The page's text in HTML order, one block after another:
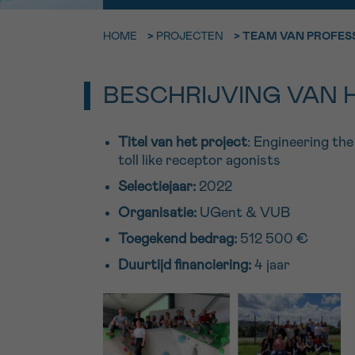
HOME > PROJECTEN > TEAM VAN
BESCHRIJVING VAN
Titel van het project: Engineering
toll like receptor agonists
Selectiejaar: 2022
Organisatie: UGent & VUB
Toegekend bedrag: 512 500 €
Duurtijd financiering: 4 jaar
Bel ons
EMAIL
Ik aanvaard de
*VERPLICHT VELD